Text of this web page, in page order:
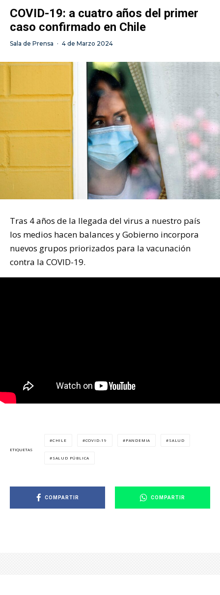
COVID-19: a cuatro años del primer
caso confirmado en Chile
Sala de Prensa · 4 de Marzo 2024
Tras 4 años de la llegada del virus a nuestro país
los medios hacen balances y Gobierno incorpora
nuevos grupos priorizados para la vacunación
contra la COVID-19.
ETIQUETAS
CHILE COVID-19 PANDEMIA SALUD
SALUD PÚBLICA
COMPARTIR COMPARTIR